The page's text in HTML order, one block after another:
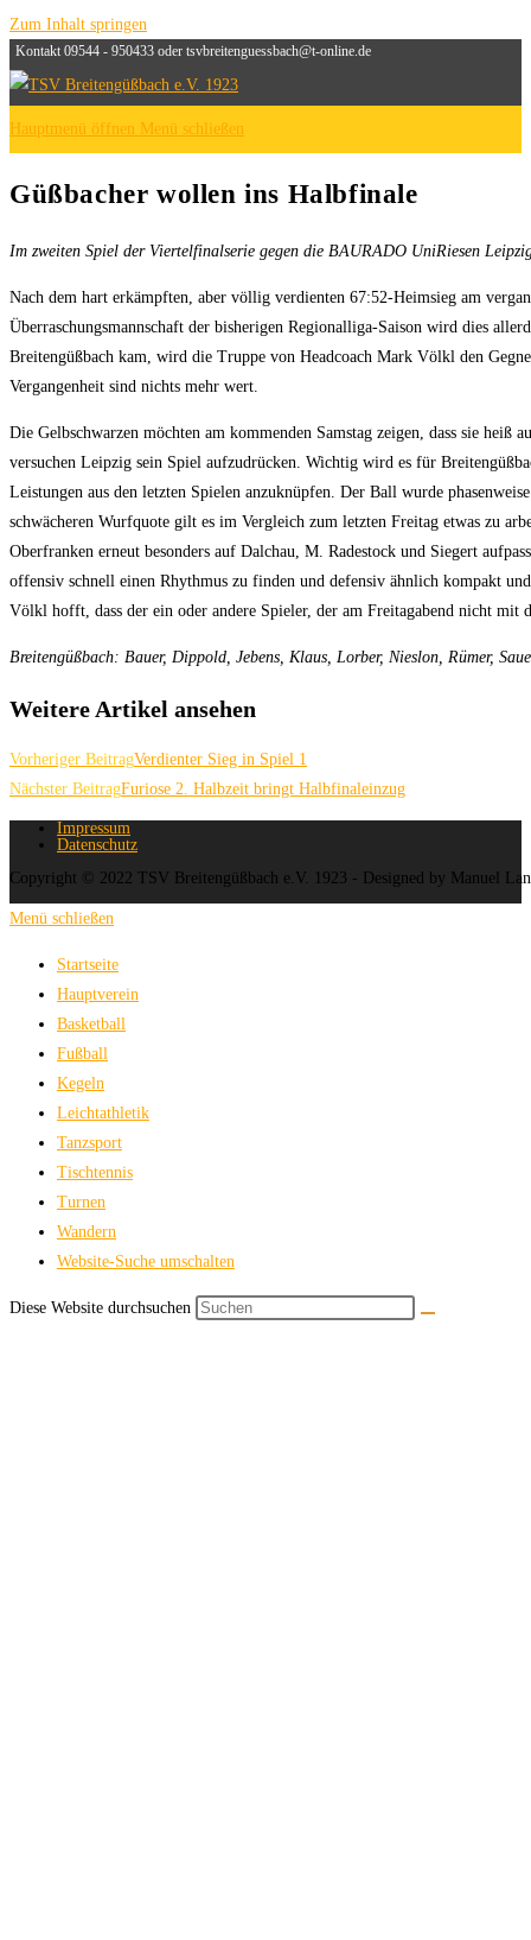
Zum Inhalt springen
Kontakt 09544 - 950433 oder tsvbreitenguessbach@t-online.de
Hauptmenü öffnen Menü schließen
Güßbacher wollen ins Halbfinale
Im zweiten Spiel der Viertelfinalserie gegen die BAURADO UniRiesen
Nach dem hart erkämpften, aber völlig verdienten 67:52-Heimsieg am
Überraschungsmannschaft der bisherigen Regionalliga-Saison wird dies
Breitengüßbach kam, wird die Truppe von Headcoach Mark Völkl den
Vergangenheit sind nichts mehr wert.
Die Gelbschwarzen möchten am kommenden Samstag zeigen, dass sie
versuchen Leipzig sein Spiel aufzudrücken. Wichtig wird es für
Leistungen aus den letzten Spielen anzuknüpfen. Der Ball wurde
schwächeren Wurfquote gilt es im Vergleich zum letzten Freitag etwas zu
Oberfranken erneut besonders auf Dalchau, M. Radestock und Siegert
offensiv schnell einen Rhythmus zu finden und defensiv ähnlich kompakt
Völkl hofft, dass der ein oder andere Spieler, der am Freitagabend nicht mit
Breitengüßbach: Bauer, Dippold, Jebens, Klaus, Lorber, Nieslon, Rümer,
Weitere Artikel ansehen
Vorheriger BeitragVerdienter Sieg in Spiel 1
Nächster BeitragFuriose 2. Halbzeit bringt Halbfinaleinzug
Impressum
Datenschutz
Copyright © 2022 TSV Breitengüßbach e.V. 1923 - Designed by Manuel
Menü schließen
Startseite
Hauptverein
Basketball
Fußball
Kegeln
Leichtathletik
Tanzsport
Tischtennis
Turnen
Wandern
Website-Suche umschalten
Diese Website durchsuchen